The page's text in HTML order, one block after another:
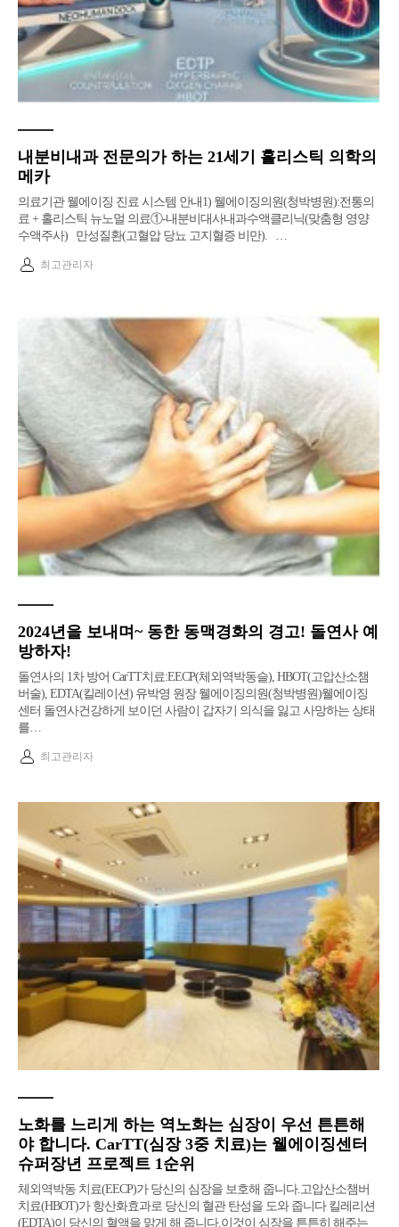
내분비내과 전문의가 하는 21세기 홀리스틱 의학의
메카
의료기관 웰에이징 진료 시스템 안내1) 웰에이징의원(청박병원):전통의
료 + 홀리스틱 뉴노멀 의료①-내분비대사내과수액클리닉(맞춤형 영양
수액주사) 만성질환(고혈압 당뇨 고지혈증 비만). …
최고관리자
2024년을 보내며~ 동한 동맥경화의 경고! 돌연사 예
방하자!
돌연사의 1차 방어 CarTT치료:EECP(체외역박동슬), HBOT(고압산소챔
버술), EDTA(킬레이션) 유박영 원장 웰에이징의원(청박병원)웰에이징
센터 돌연사건강하게 보이던 사람이 갑자기 의식을 잃고 사망하는 상태
를…
최고관리자
노화를 느리게 하는 역노화는 심장이 우선 튼튼해
야 합니다. CarTT(심장 3중 치료)는 웰에이징센터
슈퍼장년 프로젝트 1순위
체외역박동 치료(EECP)가 당신의 심장을 보호해 줍니다.고압산소챔버
치료(HBOT)가 항산화효과로 당신의 혈관 탄성을 도와 줍니다 킬레리션
(EDTA)이 당신의 혈액을 맑게 해 줍니다.이것이 심장을 튼튼히 해주는